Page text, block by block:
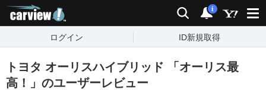
検索 通知
i
ログイン ID新規取得
トヨタ オーリスハイブリッド 「オーリス最
高！」のユーザーレビュー